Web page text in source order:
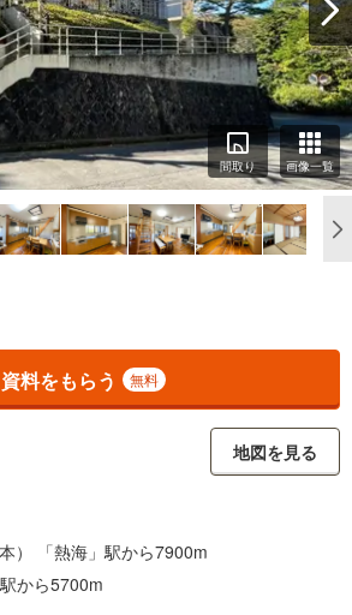
間取り 画像一覧
資料をもらう 無料
地図を見る
） 「熱海」駅から7900m
から5700m